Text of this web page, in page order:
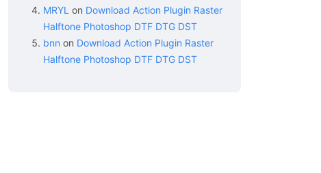
MRYL on Download Action Plugin Raster
Halftone Photoshop DTF DTG DST
bnn on Download Action Plugin Raster
Halftone Photoshop DTF DTG DST